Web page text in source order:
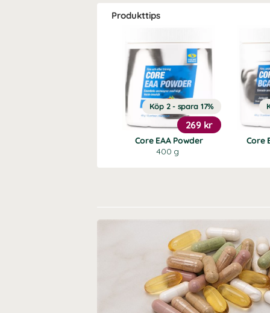
Produkttips
Core EAA Powder
400 g
Köp 2 - spara 17%
269 kr
Core